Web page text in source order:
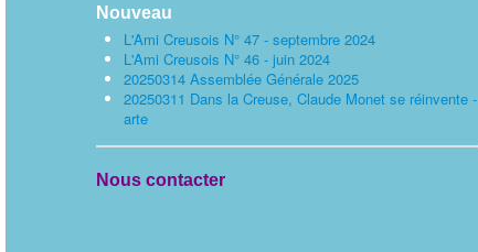
Nouveau
L'Ami Creusois N° 47 - septembre 2024
L'Ami Creusois N° 46 - juin 2024
20250314 Assemblée Générale 2025
20250311 Dans la Creuse, Claude Monet se réinvente -
arte
Nous contacter